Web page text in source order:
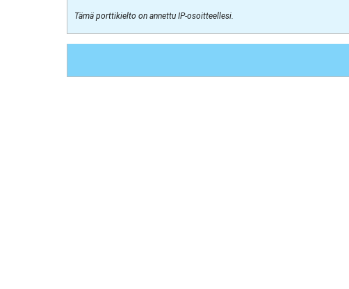
Tämä porttikielto on annettu IP-osoitteellesi.